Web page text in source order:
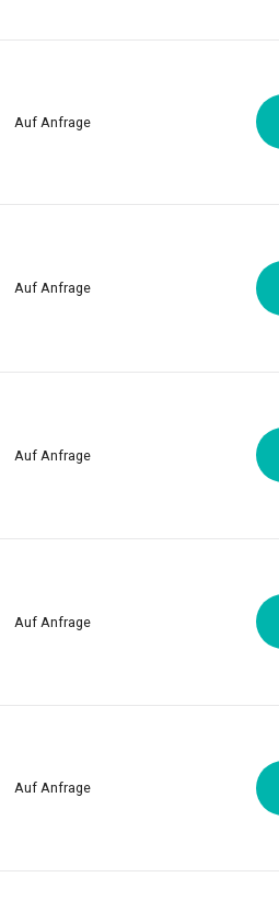
Auf Anfrage
Auf Anfrage
Auf Anfrage
Auf Anfrage
Auf Anfrage